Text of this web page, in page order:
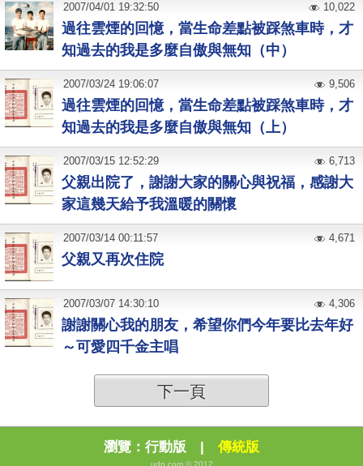
過往雲煙的回憶，當生命差點被踩煞車時，才
知過去的我是多麼自傲與無知（中）
2007/04/01 19:32:50 10,022
過往雲煙的回憶，當生命差點被踩煞車時，才
知過去的我是多麼自傲與無知（上）
2007/03/24 19:06:07 9,506
父親出院了，謝謝大家的關心與祝福，感謝大
家這幾天給予我溫暖的關懷
2007/03/15 12:52:29 6,713
父親又再次住院
2007/03/14 00:11:57 4,671
謝謝關心我的朋友，希望你們今年要比去年好
～可愛四千金主唱
2007/03/07 14:30:10 4,306
下一頁
瀏覽： 行動版 | 傳統版
udn.com © 2012